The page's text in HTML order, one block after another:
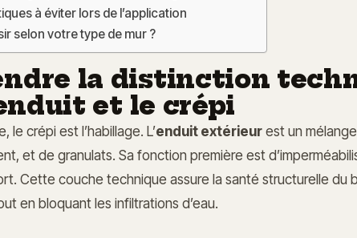
à éviter lors de l’application
selon votre type de mur ?
la distinction
et le crépi
le crépi est l’habillage. L’enduit extérieurest un
et de granulats. Sa fonction première est
Cette couche technique assure la santé structurelle du
en bloquant les infiltrations d’eau.